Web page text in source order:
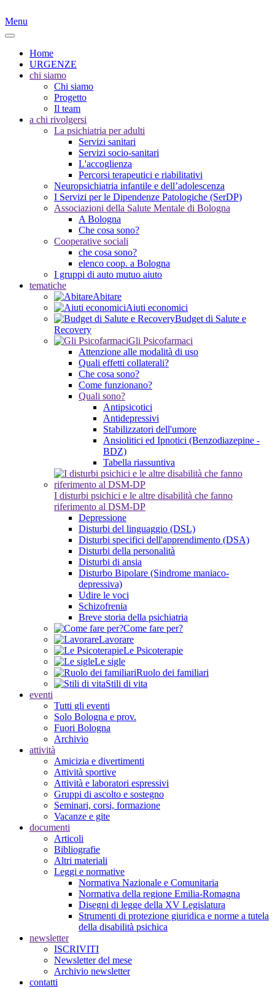
Menu
Home
URGENZE
chi siamo
Chi siamo
Progetto
Il team
a chi rivolgersi
La psichiatria per adulti
Servizi sanitari
Servizi socio-sanitari
L'accoglienza
Percorsi terapeutici e riabilitativi
Neuropsichiatria infantile e dell’adolescenza
I Servizi per le Dipendenze Patologiche (SerDP)
Associazioni della Salute Mentale di Bologna
A Bologna
Che cosa sono?
Cooperative sociali
che cosa sono?
elenco coop. a Bologna
I gruppi di auto mutuo aiuto
tematiche
Abitare
Aiuti economici
Budget di Salute e
Recovery
Gli Psicofarmaci
Attenzione alle modalità di uso
Quali effetti collaterali?
Che cosa sono?
Come funzionano?
Quali sono?
Antipsicotici
Antidepressivi
Stabilizzatori dell'umore
Ansiolitici ed Ipnotici (Benzodiazepine -
BDZ)
Tabella riassuntiva
I disturbi psichici e le altre disabilità che fanno
riferimento al DSM-DP
Depressione
Disturbi del linguaggio (DSL)
Disturbi specifici dell'apprendimento (DSA)
Disturbi della personalità
Disturbi di ansia
Disturbo Bipolare (Sindrome maniaco-
depressiva)
Udire le voci
Schizofrenia
Breve storia della psichiatria
Come fare per?
Lavorare
Le Psicoterapie
Le sigle
Ruolo dei familiari
Stili di vita
eventi
Tutti gli eventi
Solo Bologna e prov.
Fuori Bologna
Archivio
attività
Amicizia e divertimenti
Attività sportive
Attività e laboratori espressivi
Gruppi di ascolto e sostegno
Seminari, corsi, formazione
Vacanze e gite
documenti
Articoli
Bibliografie
Altri materiali
Leggi e normative
Normativa Nazionale e Comunitaria
Normativa della regione Emilia-Romagna
Disegni di legge della XV Legislatura
Strumenti di protezione giuridica e norme a tutela
della disabilità psichica
newsletter
ISCRIVITI
Newsletter del mese
Archivio newsletter
contatti